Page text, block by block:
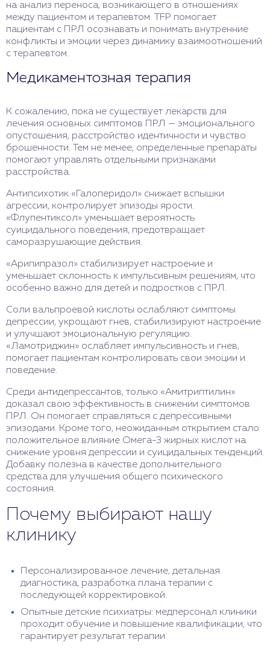
на анализ переноса, возникающего в отношениях
между пациентом и терапевтом. TFP помогает
пациентам с ПРЛ осознавать и понимать внутренние
конфликты и эмоции через динамику взаимоотношений
с терапевтом.
Медикаментозная терапия
К сожалению, пока не существует лекарств для
лечения основных симптомов ПРЛ — эмоционального
опустошения, расстройство идентичности и чувство
брошенности. Тем не менее, определенные препараты
помогают управлять отдельными признаками
расстройства.
Антипсихотик «Галоперидол» снижает вспышки
агрессии, контролирует эпизоды ярости.
«Флупентиксол» уменьшает вероятность
суицидального поведения, предотвращает
саморазрушающие действия.
«Арипипразол» стабилизирует настроение и
уменьшает склонность к импульсивным решениям, что
особенно важно для детей и подростков с ПРЛ.
Соли вальпроевой кислоты ослабляют симптомы
депрессии, укрощают гнев, стабилизируют настроение
и улучшают эмоциональную регуляцию.
«Ламотриджин» ослабляет импульсивность и гнев,
помогает пациентам контролировать свои эмоции и
поведение.
Среди антидепрессантов, только «Амитриптилин»
доказал свою эффективность в снижении симптомов
ПРЛ. Он помогает справляться с депрессивными
эпизодами. Кроме того, неожиданным открытием стало
положительное влияние Омега-3 жирных кислот на
снижение уровня депрессии и суицидальных тенденций.
Добавку полезна в качестве дополнительного
средства для улучшения общего психического
состояния.
Почему выбирают нашу
клинику
Персонализированное лечение, детальная
диагностика, разработка плана терапии с
последующей корректировкой.
Опытные детские психиатры: медперсонал клиники
проходит обучение и повышение квалификации, что
гарантирует результат терапии.